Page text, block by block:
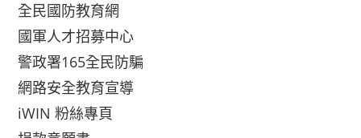
全民國防教育網
國軍人才招募中心
警政署165全民防騙
網路安全教育宣導
iWIN 粉絲專頁